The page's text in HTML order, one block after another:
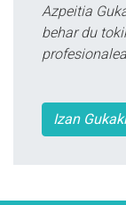
Azpeitia
behar du
Izan